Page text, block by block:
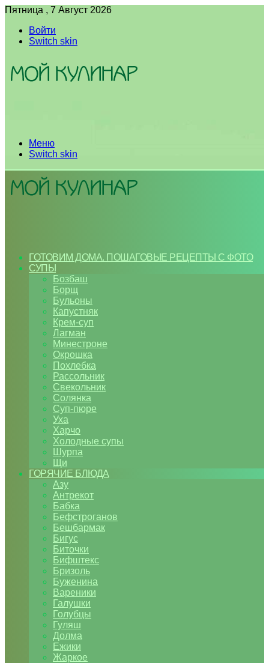
Пятница , 7 Август 2026
Войти
Switch skin
Меню
Switch skin
ГОТОВИМ ДОМА. ПОШАГОВЫЕ РЕЦЕПТЫ С ФОТО
СУПЫ
Бозбаш
Борщ
Бульоны
Капустняк
Крем-суп
Лагман
Минестроне
Окрошка
Похлебка
Рассольник
Свекольник
Солянка
Суп-пюре
Уха
Харчо
Холодные супы
Шурпа
Щи
ГОРЯЧИЕ БЛЮДА
Азу
Антрекот
Бабка
Бефстроганов
Бешбармак
Бигус
Биточки
Бифштекс
Бризоль
Буженина
Вареники
Галушки
Голубцы
Гуляш
Долма
Ежики
Жаркое